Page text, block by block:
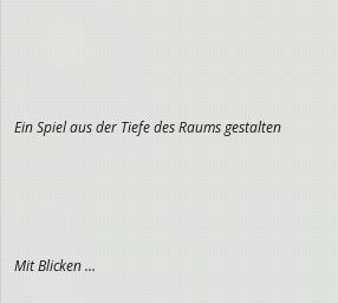
Ein Spiel aus der Tiefe des Raums gestalten
Mit Blicken …